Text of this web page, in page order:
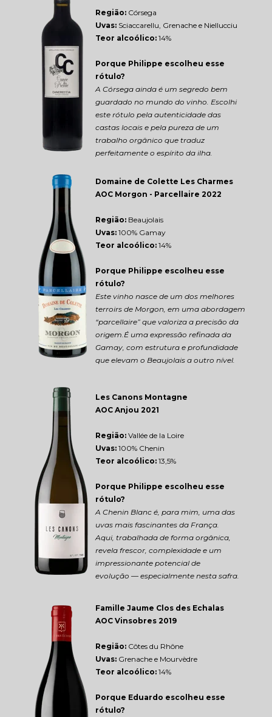
Domaine de Colette Les Charmes
AOC Morgon - Parcellaire 2022
Região: Beaujolais
Uvas: 100% Gamay
Teor alcoólico: 14%
Porque Philippe escolheu esse
rótulo?
Este vinho nasce de um dos melhores
terroirs de Morgon, em uma abordagem
“parcellaire” que valoriza a precisão da
origem.É uma expressão refinada da
Gamay, com estrutura e profundidade
que elevam o Beaujolais a outro nível.
Les Canons Montagne
AOC Anjou 2021
Região: Vallée de la Loire
Uvas: 100% Chenin
Teor alcoólico: 13,5%
Porque Philippe escolheu esse
rótulo?
A Chenin Blanc é, para mim, uma das
uvas mais fascinantes da França.
Aqui, trabalhada de forma orgânica,
revela frescor, complexidade e um
impressionante potencial de
evolução — especialmente nesta safra.
Região: Córsega
Uvas: Sciaccarellu, Grenache e Niellucciu
Teor alcoólico: 14%
Porque Philippe escolheu esse
rótulo?
A Córsega ainda é um segredo bem
guardado no mundo do vinho. Escolhi
este rótulo pela autenticidade das
castas locais e pela pureza de um
trabalho orgânico que traduz
perfeitamente o espírito da ilha.
Famille Jaume Clos des Echalas
AOC Vinsobres 2019
Região: Côtes du Rhône
Uvas: Grenache e Mourvèdre
Teor alcoólico: 14%
Porque Eduardo escolheu esse
rótulo?